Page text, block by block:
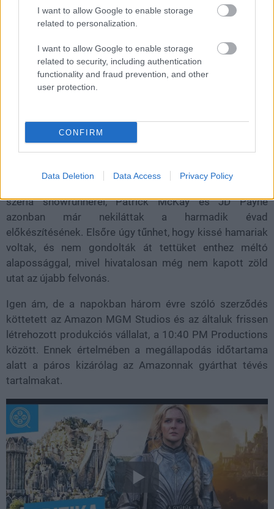
I want to allow Google to enable storage
related to personalization.
I want to allow Google to enable storage
related to security, including authentication
functionality and fraud prevention, and other
user protection.
CONFIRM
Data Deletion Data Access Privacy Policy
Ennek szellemében még abban az évben elkezdődött a
az angliai Bray filmstúdióban, az egykor a Brit Királyi
Légierőhöz tartozó bovingdoni katonai repülőtér
területén, valamint a Kanári-szigeteken. A munkálatokkal
A bemutatónak egyelőre nincs fix időpontja, csupán
széria showrunnerei, Patrick McKay és JD Payne
azonban már nekiláttak a harmadik évad
előkészítésének. Elsőre úgy tűnhet, hogy kissé hamariak
voltak, és nem gondolták át tettüket enthez méltó
alapossággal, mivel hivatalosan még nem kapott zöld
utat az újabb felvonás.
Igen ám, de a napokban három évre szóló szerződés
köttetett az Amazon MGM Studios és az általuk frissen
létrehozott produkciós vállalat, a 10:40 PM Productions
között. Ennek értelmében a megállapodás időtartama
alatt a páros kizárólag az Amazonnak gyárthat tévés
tartalmakat.